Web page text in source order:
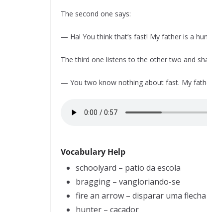
The second one says:
— Ha! You think that’s fast! My father is a
The third one listens to the other two and
— You two know nothing about fast. My
Vocabulary Help
schoolyard – patio da escola
bragging – vangloriando-se
fire an arrow – disparar uma flecha
hunter – cacador